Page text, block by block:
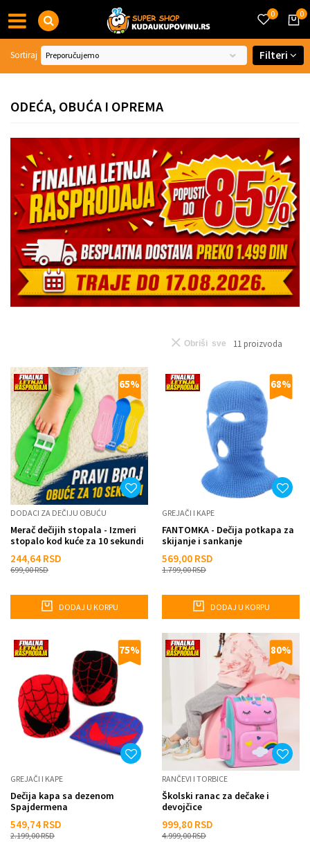
0
0
ODEĆA, OBUĆA I OPREMA
Sortiraj Filteri
11 proizvoda
Obriši sve
65%
DODACI ZA DEČIJU OBUĆU
Merač dečijih stopala - Izmeri
stopalo kod kuće za 10 sekundi
244,64 RSD
699,00RSD
DODAJ U KORPU
68%
GREJAČI I KAPE
FANTOMKA - Dečija potkapa za
skijanje i sankanje
569,00 RSD
1.799,00RSD
DODAJ U KORPU
75%
GREJAČI I KAPE
Dečija kapa sa dezenom
Spajdermena
549,74 RSD
2.199,00RSD
80%
RANČEVI I TORBICE
Školski ranac za dečake i
devojčice
999,80 RSD
4.999,00RSD